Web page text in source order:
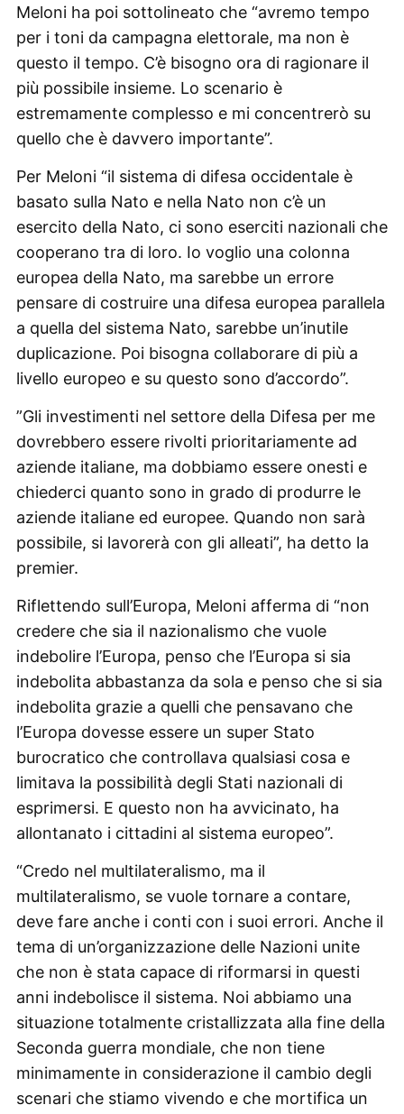
Meloni ha poi sottolineato che “avremo tempo
per i toni da campagna elettorale, ma non è
questo il tempo. C’è bisogno ora di ragionare il
più possibile insieme. Lo scenario è
estremamente complesso e mi concentrerò su
quello che è davvero importante”.
Per Meloni “il sistema di difesa occidentale è
basato sulla Nato e nella Nato non c’è un
esercito della Nato, ci sono eserciti nazionali che
cooperano tra di loro. Io voglio una colonna
europea della Nato, ma sarebbe un errore
pensare di costruire una difesa europea parallela
a quella del sistema Nato, sarebbe un’inutile
duplicazione. Poi bisogna collaborare di più a
livello europeo e su questo sono d’accordo”.
”Gli investimenti nel settore della Difesa per me
dovrebbero essere rivolti prioritariamente ad
aziende italiane, ma dobbiamo essere onesti e
chiederci quanto sono in grado di produrre le
aziende italiane ed europee. Quando non sarà
possibile, si lavorerà con gli alleati”, ha detto la
premier.
Riflettendo sull’Europa, Meloni afferma di “non
credere che sia il nazionalismo che vuole
indebolire l’Europa, penso che l’Europa si sia
indebolita abbastanza da sola e penso che si sia
indebolita grazie a quelli che pensavano che
l’Europa dovesse essere un super Stato
burocratico che controllava qualsiasi cosa e
limitava la possibilità degli Stati nazionali di
esprimersi. E questo non ha avvicinato, ha
allontanato i cittadini al sistema europeo”.
“Credo nel multilateralismo, ma il
multilateralismo, se vuole tornare a contare,
deve fare anche i conti con i suoi errori. Anche il
tema di un’organizzazione delle Nazioni unite
che non è stata capace di riformarsi in questi
anni indebolisce il sistema. Noi abbiamo una
situazione totalmente cristallizzata alla fine della
Seconda guerra mondiale, che non tiene
minimamente in considerazione il cambio degli
scenari che stiamo vivendo e che mortifica un